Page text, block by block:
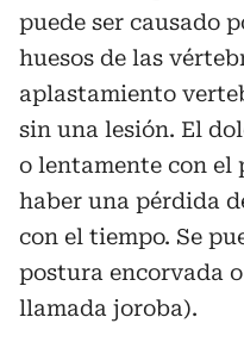
puede ser causado
huesos de las
aplastamiento
sin una lesión. El
o lentamente con el
haber una pérdida
con el tiempo. Se
postura encorvada
llamada joroba).